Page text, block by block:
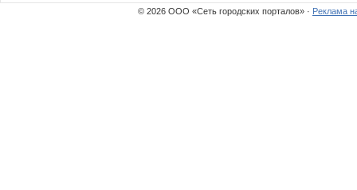
© 2026 ООО «Сеть городских порталов» · Реклама